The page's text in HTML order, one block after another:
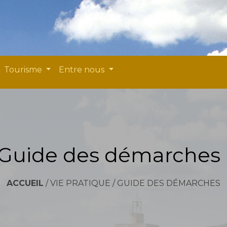
Tourisme Entre nous
des démarches
ACCUEIL / VIE PRATIQUE / GUIDE DES DÉMARCHES